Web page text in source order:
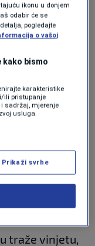
besplatan,
se na
dostaviti
važeću
traže vinjetu,
ikonu u donjem
odabir će se
pogledajte
o vašoj
kako bismo
karakteristike
ili pristupanje
sadržaj, mjerenje
usluga.
Prikaži svrhe